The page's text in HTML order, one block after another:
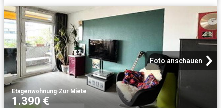
Foto anschauen
Etagenwohnung·Zur Miete
1.390 €